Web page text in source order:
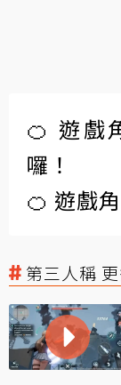
🍊 遊戲
囉！
🍊 遊戲
第三人稱